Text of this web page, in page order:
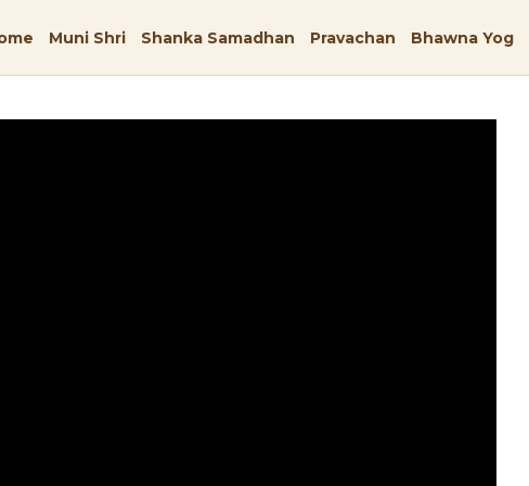
Muni Shri Shanka Samadhan Pravachan Bhawna Yog